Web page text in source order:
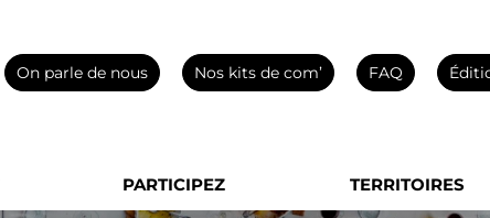
On parle de nous Nos kits de com’ FAQ
PARTICIPEZ TERRITOIRES